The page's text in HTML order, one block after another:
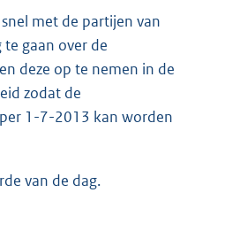
met de partijen van
gaan over de
deze op te nemen in de
zodat de
1-7-2013 kan worden
van de dag.